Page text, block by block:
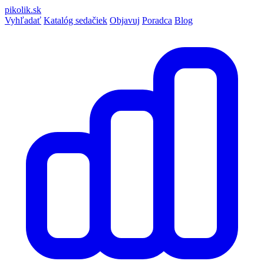
pikolik.sk
Vyhľadať Katalóg sedačiek Objavuj Poradca Blog